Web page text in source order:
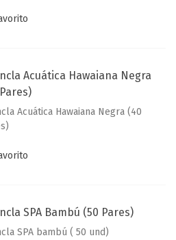
Acuática Hawaiana Negra
Acuática Hawaiana Negra (40
SPA Bambú (50 Pares)
SPA bambú ( 50 und)